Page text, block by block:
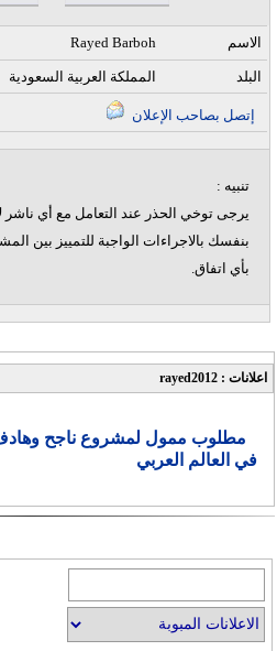
Rayed Barboh الاسم
المملكة العربية السعودية البلد
تنبيه :
يرجى توخي الحذر عند التعامل مع أي ناشر
بنفسك بالاجراءات الواجبة للتمييز بين
بأي اتفاق.
اعلانات : rayed2012
مطلوب ممول لمشروع ناجح وهادف
في العالم العربي